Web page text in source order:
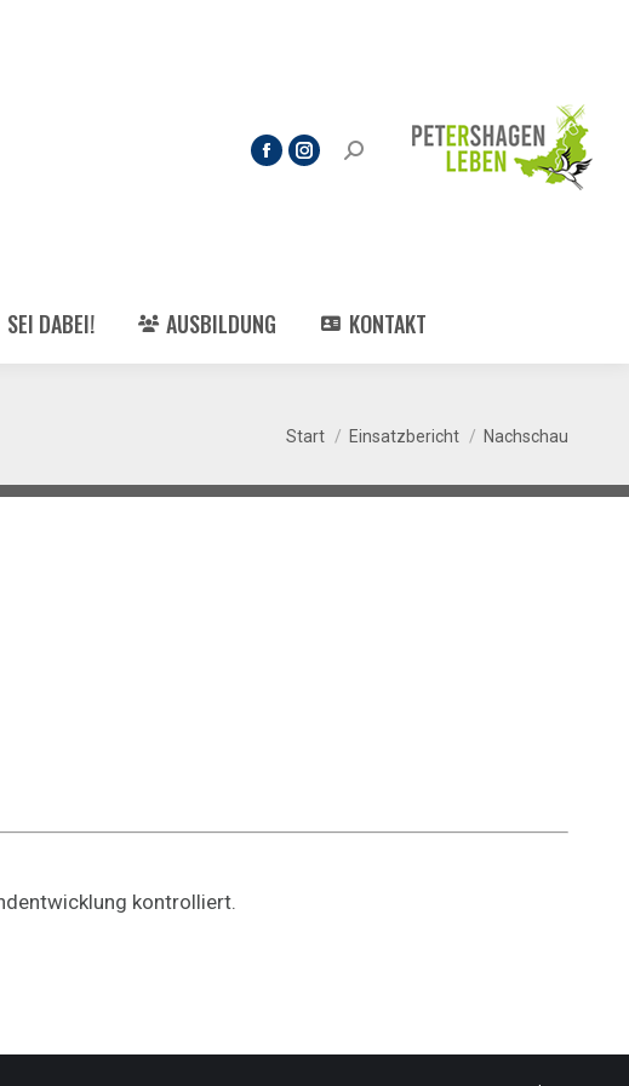
SEI DABEI! AUSBILDUNG KONTAKT
Sie befinden sich hier:
Start Einsatzbericht Nachschau
kontrolliert.